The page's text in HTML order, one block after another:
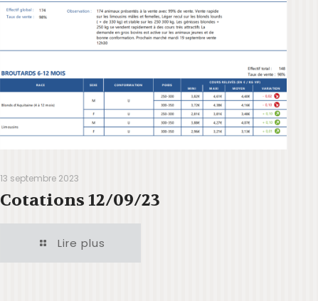
13 septembre 2023
Cotations 12/09/23
Lire plus